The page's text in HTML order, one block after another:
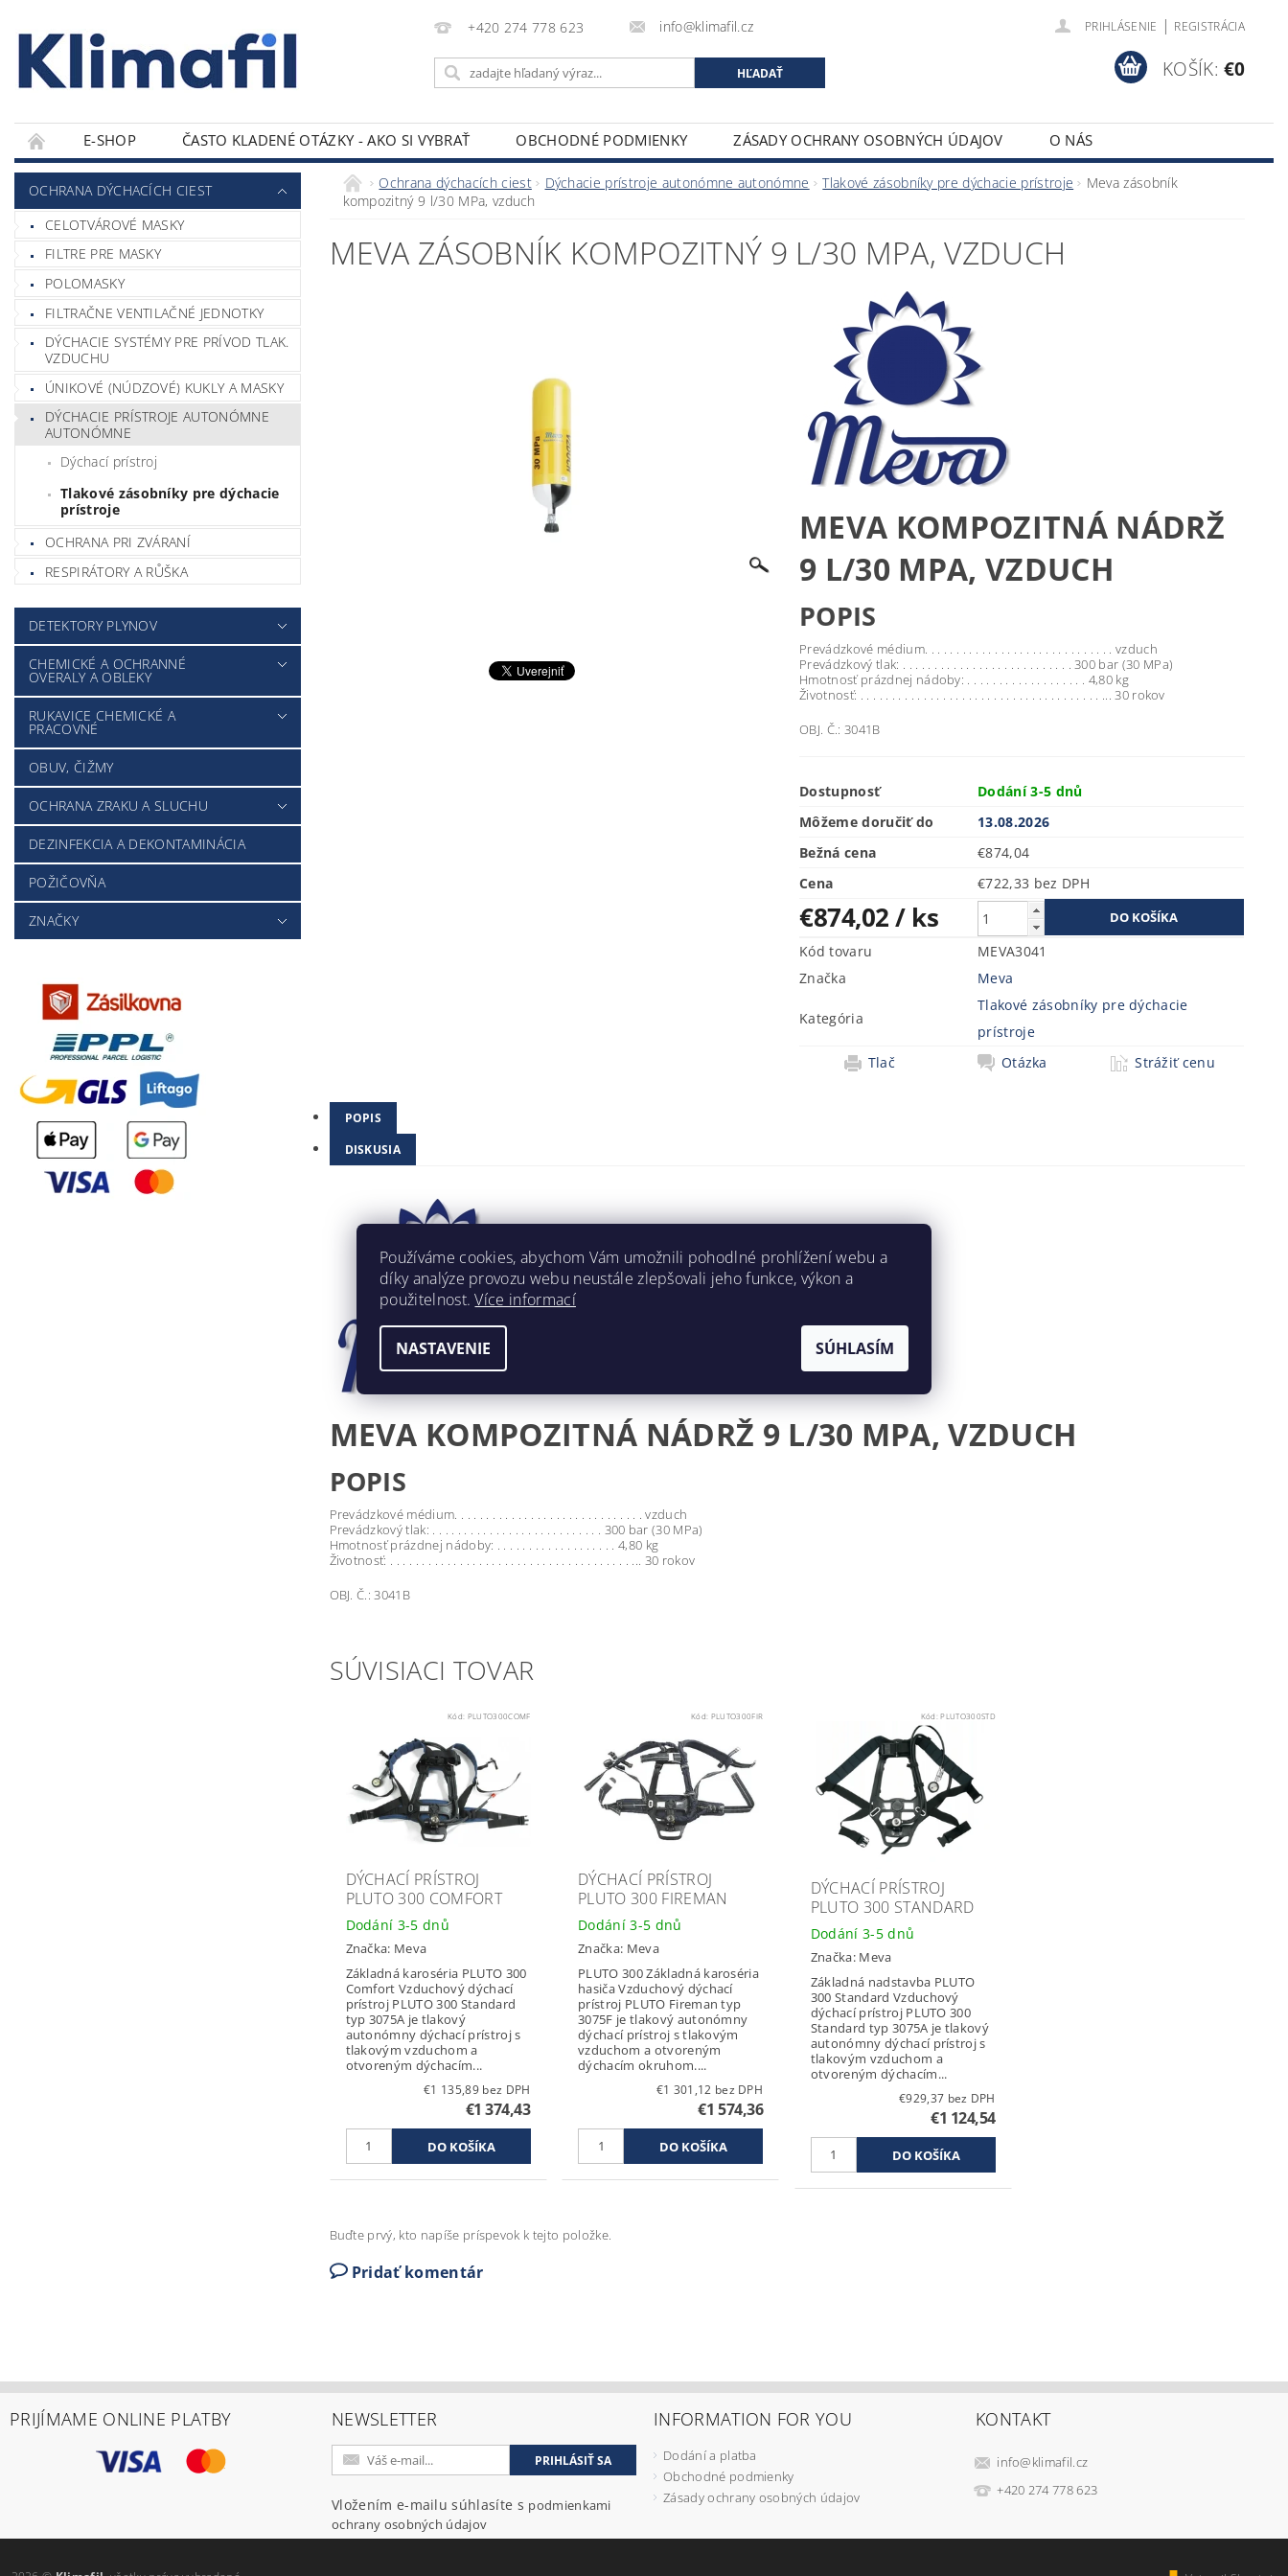
+420 274 778 623 info@klimafil.cz PRIHLÁSENIE | REGISTRÁCIA
KOŠÍK: €0
E-SHOP ČASTO KLADENÉ OTÁZKY - AKO SI VYBRAŤ OBCHODNÉ PODMIENKY ZÁSADY OCHRANY OSOBNÝCH ÚDAJOV
O NÁS
KONTAKTY
OCHRANA DÝCHACÍCH CIEST
CELOTVÁROVÉ MASKY
FILTRE PRE MASKY
POLOMASKY
FILTRAČNE VENTILAČNÉ JEDNOTKY
DÝCHACIE SYSTÉMY PRE PRÍVOD TLAK.
VZDUCHU
ÚNIKOVÉ (NÚDZOVÉ) KUKLY A MASKY
DÝCHACIE PRÍSTROJE AUTONÓMNE
AUTONÓMNE
Dýchací prístroj
Tlakové zásobníky pre dýchacie
prístroje
OCHRANA PRI ZVÁRANÍ
RESPIRÁTORY A RŮŠKA
DETEKTORY PLYNOV
CHEMICKÉ A OCHRANNÉ
OVERALY A OBLEKY
RUKAVICE CHEMICKÉ A
PRACOVNÉ
OBUV, ČIŽMY
OCHRANA ZRAKU A SLUCHU
DEZINFEKCIA A DEKONTAMINÁCIA
POŽIČOVŇA
ZNAČKY
Ochrana dýchacích ciest Dýchacie prístroje autonómne autonómne Tlakové zásobníky pre dýchacie prístroje
Meva zásobník
kompozitný 9 l/30 MPa, vzduch
MEVA ZÁSOBNÍK KOMPOZITNÝ 9 L/30 MPA, VZDUCH
MEVA KOMPOZITNÁ NÁDRŽ
9 L/30 MPA, VZDUCH
POPIS
Prevádzkové médium. . . . . . . . . . . . . . . . . . . . . . . . . . . . . . vzduch
Prevádzkový tlak: . . . . . . . . . . . . . . . . . . . . . . . . . . . 300 bar (30 MPa)
Hmotnosť prázdnej nádoby: . . . . . . . . . . . . . . . . . . . 4,80 kg
Životnosť: . . . . . . . . . . . . . . . . . . . . . . . . . . . . . . . . . . . . . . ... 30 rokov
OBJ. Č.: 3041B
Dostupnosť
Dodání 3-5 dnů
Môžeme doručiť do
13.08.2026
Bežná cena
€874,04
Cena
€722,33 bez DPH
€874,02/ ks
Kód tovaru
MEVA3041
Značka
Meva
Kategória
Tlakové zásobníky pre dýchacie
prístroje
Tlač
Otázka Strážiť cenu
POPIS
DISKUSIA
MEVA KOMPOZITNÁ NÁDRŽ 9 L/30 MPA, VZDUCH
POPIS
Prevádzkové médium. . . . . . . . . . . . . . . . . . . . . . . . . . . . . . vzduch
Prevádzkový tlak: . . . . . . . . . . . . . . . . . . . . . . . . . . . 300 bar (30 MPa)
Hmotnosť prázdnej nádoby: . . . . . . . . . . . . . . . . . . . 4,80 kg
Životnosť: . . . . . . . . . . . . . . . . . . . . . . . . . . . . . . . . . . . . . . ... 30 rokov
OBJ. Č.: 3041B
SÚVISIACI TOVAR
Kód: PLUTO300COMF
DÝCHACÍ PRÍSTROJ
PLUTO 300 COMFORT
Dodání 3-5 dnů
Značka: Meva
Základná karoséria PLUTO 300
Comfort Vzduchový dýchací
prístroj PLUTO 300 Standard
typ 3075A je tlakový
autonómny dýchací prístroj s
tlakovým vzduchom a
otvoreným dýchacím...
€1 135,89 bez DPH
€1 374,43
Kód: PLUTO300FIR
DÝCHACÍ PRÍSTROJ
PLUTO 300 FIREMAN
Dodání 3-5 dnů
Značka: Meva
PLUTO 300 Základná karoséria
hasiča Vzduchový dýchací
prístroj PLUTO Fireman typ
3075F je tlakový autonómny
dýchací prístroj s tlakovým
vzduchom a otvoreným
dýchacím okruhom....
€1 301,12 bez DPH
€1 574,36
Kód:PLUTO300STD
DÝCHACÍ PRÍSTROJ
PLUTO 300 STANDARD
Dodání 3-5 dnů
Značka: Meva
Základná nadstavba PLUTO
300 Standard Vzduchový
dýchací prístroj PLUTO 300
Standard typ 3075A je tlakový
autonómny dýchací prístroj s
tlakovým vzduchom a
otvoreným dýchacím...
€929,37 bez DPH
€1 124,54
Buďte prvý, kto napíše príspevok k tejto položke.
Pridať komentár
PRIJÍMAME ONLINE PLATBY NEWSLETTER
Vložením e-mailu súhlasíte s podmienkami
ochrany osobných údajov
INFORMATION FOR YOU
Dodání a platba
Obchodné podmienky
Zásady ochrany osobných údajov
KONTAKT
info@klimafil.cz
+420 274 778 623
Používáme cookies, abychom Vám umožnili pohodlné prohlížení webu a
díky analýze provozu webu neustále zlepšovali jeho funkce, výkon a
použitelnost.Více informací
NASTAVENIE SÚHLASÍM